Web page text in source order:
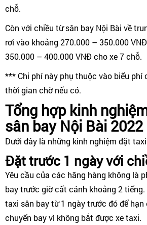
chỗ.
Còn với chiều từ sân bay Nội Bài về
rơi vào khoảng 270.000 – 350.000
350.000 – 400.000 VNĐ cho xe 7 chỗ.
*** Chi phí này phụ thuộc vào biểu phí
thời gian chờ nếu có.
Tổng hợp kinh
sân bay Nội Bài 2022
Dưới đây là những kinh nghiệm đặt
Đặt trước 1 ngày với
Yêu cầu của các hãng hàng không là
bay trước giờ cất cánh khoảng 2 tiếng.
taxi sân bay từ 1 ngày trước đó để
chuyến bay vì không bắt được xe taxi.